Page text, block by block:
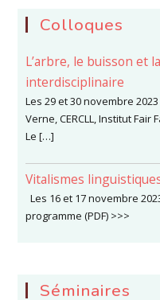
Colloques
L’arbre, le buisson et
interdisciplinaire
Les 29 et 30 novembre
Verne, CERCLL, Institut
Le […]
Vitalismes
Les 16 et 17 novembre
programme (PDF) >>>
Séminaires